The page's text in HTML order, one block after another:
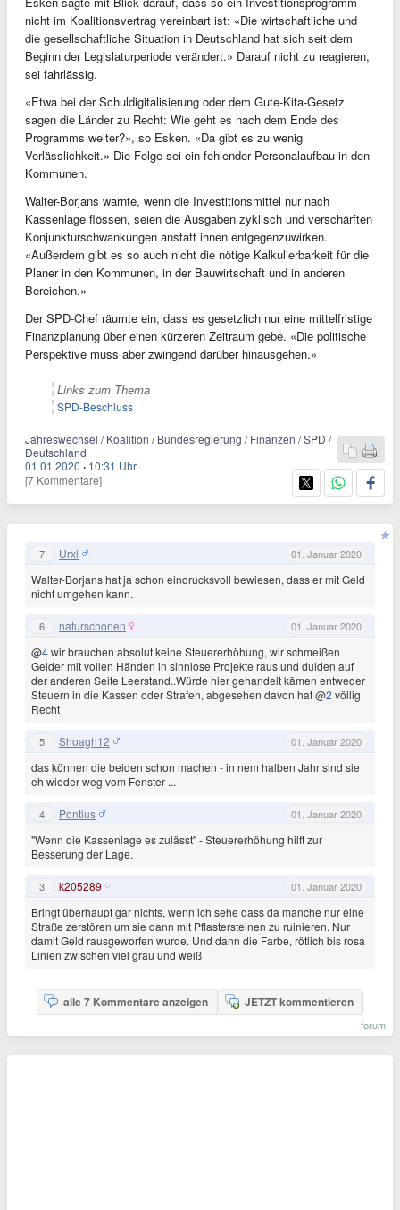
nicht im Koalitionsvertrag vereinbart ist: «Die wirtschaftliche und
die gesellschaftliche Situation in Deutschland hat sich seit dem
Beginn der Legislaturperiode verändert.» Darauf nicht zu reagieren,
sei fahrlässig.
«Etwa bei der Schuldigitalisierung oder dem Gute-Kita-Gesetz
sagen die Länder zu Recht: Wie geht es nach dem Ende des
Programms weiter?», so Esken. «Da gibt es zu wenig
Verlässlichkeit.» Die Folge sei ein fehlender Personalaufbau in den
Kommunen.
Walter-Borjans warnte, wenn die Investitionsmittel nur nach
Kassenlage flössen, seien die Ausgaben zyklisch und verschärften
Konjunkturschwankungen anstatt ihnen entgegenzuwirken.
«Außerdem gibt es so auch nicht die nötige Kalkulierbarkeit für die
Planer in den Kommunen, in der Bauwirtschaft und in anderen
Bereichen.»
Der SPD-Chef räumte ein, dass es gesetzlich nur eine mittelfristige
Finanzplanung über einen kürzeren Zeitraum gebe. «Die politische
Perspektive muss aber zwingend darüber hinausgehen.»
Links zum Thema
SPD-Beschluss
Jahreswechsel / Koalition / Bundesregierung / Finanzen / SPD /
Deutschland
01.01.2020 · 10:31 Uhr
[7 Kommentare]
7 Urxl 01. Januar 2020
Walter-Borjans hat ja schon eindrucksvoll bewiesen, dass er mit Geld
nicht umgehen kann.
6 naturschonen 01. Januar 2020
@4wir brauchen absolut keine Steuererhöhung, wir schmeißen
Gelder mit vollen Händen in sinnlose Projekte raus und dulden auf
der anderen Seite Leerstand..Würde hier gehandelt kämen entweder
Steuern in die Kassen oder Strafen, abgesehen davon hat @2 völlig
Recht
5 Shoagh12 01. Januar 2020
das können die beiden schon machen - in nem halben Jahr sind sie
eh wieder weg vom Fenster ...
4 Pontius 01. Januar 2020
"Wenn die Kassenlage es zulässt" - Steuererhöhung hilft zur
Besserung der Lage.
3 k205289 01. Januar 2020
Bringt überhaupt gar nichts, wenn ich sehe dass da manche nur eine
Straße zerstören um sie dann mit Pflastersteinen zu ruinieren. Nur
damit Geld rausgeworfen wurde. Und dann die Farbe, rötlich bis rosa
Linien zwischen viel grau und weiß
alle 7 Kommentare anzeigen JETZT kommentieren
forum